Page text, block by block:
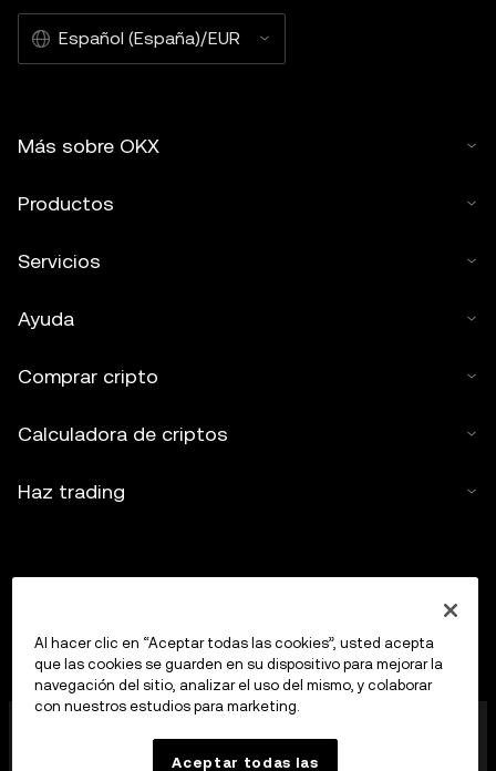
Español (España)/EUR
Más sobre OKX
Productos
Servicios
Ayuda
Comprar cripto
Calculadora de criptos
Haz trading
comercial de OKX, es ahora una plataforma de trading
de criptoactivos autorizada como proveedor de
Al hacer clic en “Aceptar todas las cookies”, usted acepta
que las cookies se guarden en su dispositivo para mejorar la
navegación del sitio, analizar el uso del mismo, y colaborar
con nuestros estudios para marketing.
Aceptar todas las